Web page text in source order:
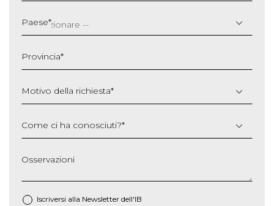
slash
MM
AAAA
Paese*
Provincia*
Motivo della richiesta*
Come ci ha conosciuti?*
Osservazioni
Iscriversi alla Newsletter dell'IB